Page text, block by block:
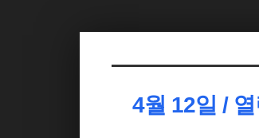
4월 12일 /
스케치북5